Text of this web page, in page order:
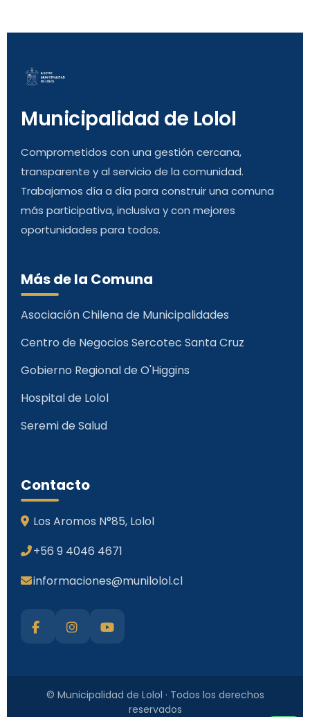
Municipalidad de Lolol
Comprometidos con una gestión cercana,
transparente y al servicio de la comunidad.
Trabajamos día a día para construir una comuna
más participativa, inclusiva y con mejores
oportunidades para todos.
Más de la Comuna
Asociación Chilena de Municipalidades
Centro de Negocios Sercotec Santa Cruz
Gobierno Regional de O'Higgins
Hospital de Lolol
Seremi de Salud
Contacto
Los Aromos N°85, Lolol
+56 9 4046 4671
informaciones@munilolol.cl
© Municipalidad de Lolol · Todos los derechos
reservados